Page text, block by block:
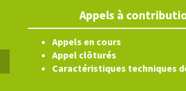
Appels à
Appels en cours
Appel clôturés
Caractéristiques techniques